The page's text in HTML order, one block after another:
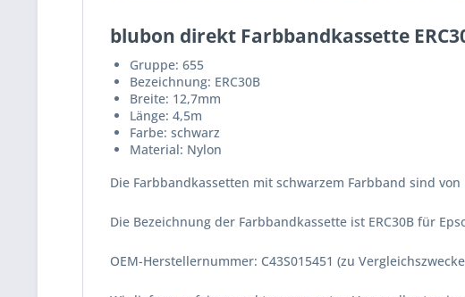
blubon direkt Farbbandkassette
Gruppe: 655
Bezeichnung: ERC30B
Breite: 12,7mm
Länge: 4,5m
Farbe: schwarz
Material: Nylon
Die Farbbandkassetten mit schwarzem Farbband sind
Die Bezeichnung der Farbbandkassette ist ERC30B für
OEM-Herstellernummer: C43S015451 (zu